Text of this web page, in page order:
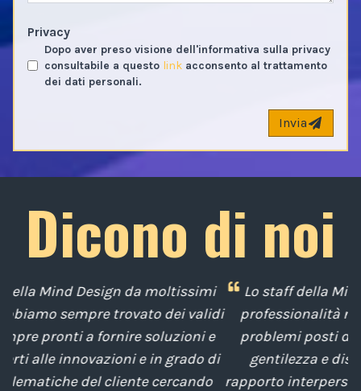
Privacy
Dopo aver preso visione dell'informativa sulla privacy
consultabile a questo link acconsento al trattamento
dei dati personali.
Invia
Dicono di noi
di
Lo staff della Mind Design ci ha mostrato la sua
professionalità nella soluzione tempestiva dei
problemi posti da noi nel corso degli anni, con
gentilezza e disponibilità nella gestione del
rapporto interpersonale, con competenze tecniche